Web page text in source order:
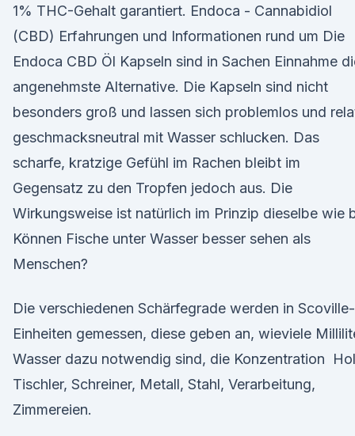
1% THC-Gehalt garantiert. Endoca - Cannabidiol
(CBD) Erfahrungen und Informationen rund um Die
Endoca CBD Öl Kapseln sind in Sachen Einnahme
angenehmste Alternative. Die Kapseln sind nicht
besonders groß und lassen sich problemlos und
geschmacksneutral mit Wasser schlucken. Das
scharfe, kratzige Gefühl im Rachen bleibt im
Gegensatz zu den Tropfen jedoch aus. Die
Wirkungsweise ist natürlich im Prinzip dieselbe wie
Können Fische unter Wasser besser sehen als
Menschen?
Die verschiedenen Schärfegrade werden in Scoville-
Einheiten gemessen, diese geben an, wieviele
Wasser dazu notwendig sind, die Konzentration
Tischler, Schreiner, Metall, Stahl, Verarbeitung,
Zimmereien.